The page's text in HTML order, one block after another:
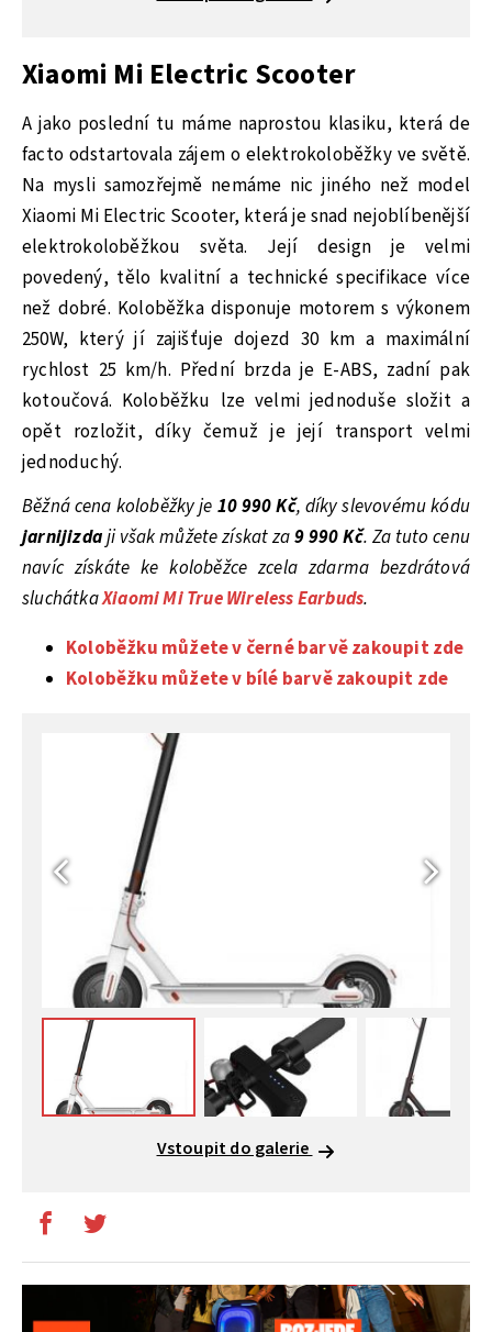
Xiaomi Mi Electric Scooter
A jako poslední tu máme naprostou klasiku, která de
facto odstartovala zájem o elektrokoloběžky ve světě.
Na mysli samozřejmě nemáme nic jiného než model
Xiaomi Mi Electric Scooter, která je snad nejoblíbenější
elektrokoloběžkou světa. Její design je velmi
povedený, tělo kvalitní a technické specifikace více
než dobré. Koloběžka disponuje motorem s výkonem
250W, který jí zajišťuje dojezd 30 km a maximální
rychlost 25 km/h. Přední brzda je E-ABS, zadní pak
kotoučová. Koloběžku lze velmi jednoduše složit a
opět rozložit, díky čemuž je její transport velmi
jednoduchý.
Běžná cena koloběžky je 10 990 Kč, díky slevovému kódu
jarnijizdaji však můžete získat za9 990 Kč. Za tuto cenu
navíc získáte ke koloběžce zcela zdarma bezdrátová
sluchátkaXiaomi Mi True Wireless Earbuds.
Koloběžku můžete v černé barvě zakoupit zde
Koloběžku můžete v bílé barvě zakoupit zde
Vstoupit do galerie